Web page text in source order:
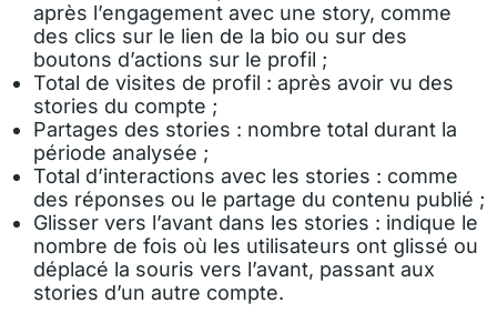
après l’engagement avec une story, comme
des clics sur le lien de la bio ou sur des
boutons d’actions sur le profil ;
Total de visites de profil : après avoir vu des
stories du compte ;
Partages des stories : nombre total durant la
période analysée ;
Total d’interactions avec les stories : comme
des réponses ou le partage du contenu publié ;
Glisser vers l’avant dans les stories : indique le
nombre de fois où les utilisateurs ont glissé ou
déplacé la souris vers l’avant, passant aux
stories d’un autre compte.